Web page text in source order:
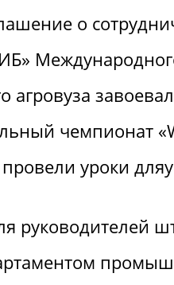
о
агровуза
чемпионат
провели уроки
руководителей